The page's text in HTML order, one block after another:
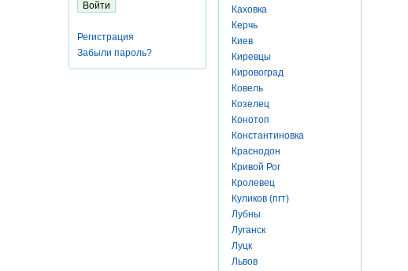
Регистрация
Забыли пароль?
Каховка
Керчь
Киев
Киревцы
Кировоград
Ковель
Козелец
Конотоп
Константиновка
Краснодон
Кривой Рог
Кролевец
Куликов (пгт)
Лубны
Луганск
Луцк
Львов